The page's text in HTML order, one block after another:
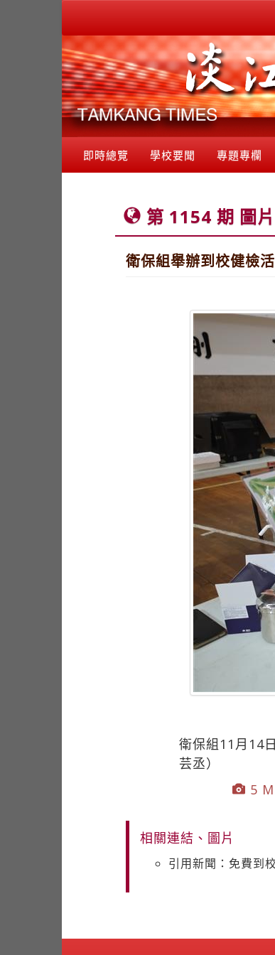
即時總覽 學校要聞 專題專欄
第 1154 期 圖
衛保組舉辦到校健檢
衛保組11月14
芸丞）
5
相關連結、圖片
引用新聞：免費到